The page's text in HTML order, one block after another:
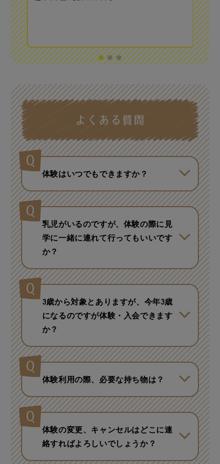
体験はいつでもできますか？
店舗によって異なります。お近くの
店舗にお問い合わせください。
乳児がいるのですが、体験の際に見
学に一緒に連れて行ってもいいです
か？
大丈夫です。ただし、ご体験のお子
様が集中してレッスンに取り組める
ようご家族のお近くに居ていただけ
ますようお願いいたします。
3歳から対象とありますが、今年3歳
になるのですが体験・入会できます
か？
満3歳で体験ができます。 入会は3歳
になる月の月初で可能です。
体験利用の際、必要な持ち物は？
運動ができる服装、室内シューズ、
タオル、飲み物（水筒・ペットボト
ル）のご持参をお願いいたします。
体験の変更、キャンセルはどこに連
絡すればよろしいでしょうか？
お申し込み店舗にご連絡ください。